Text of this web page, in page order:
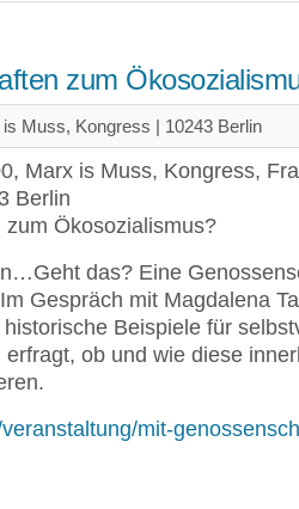
zum
Muss, Kongress | 10243 Berlin
Marx is Muss, Kongress,
Berlin
Ökosozialismus?
das? Eine
Gespräch mit Magdalena
Beispiele für
ob und wie diese
mit-